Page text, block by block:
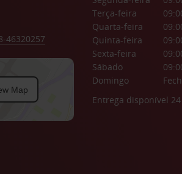
46320257
Map
Terça-feira
Quarta-feira
Quinta-feira
Sexta-feira
Sábado
Domingo
Entrega disponível